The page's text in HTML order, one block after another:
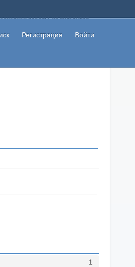
работы, не вкладывая
Вы сможете начать зарабатывать
долго ждать.
Регистрация Войти
1